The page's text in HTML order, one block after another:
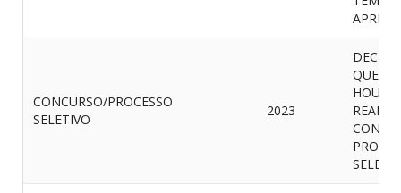
CONCURSO/PROCESSO
SELETIVO
2023
QUE
HOUVE